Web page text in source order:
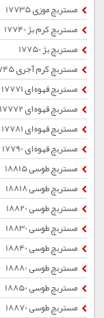
مستربچ موزی 17735
مستربچ کرم بژ 17740
مستربچ بژ 17750
مستربچ کرم آجری 17745
مستربچ قهوه ای 17771
مستربچ قهوه ای 17772
مستربچ قهوه ای 17781
مستربچ قهوه ای 17790
مستربچ طوسی 18815
مستربچ طوسی 18818
مستربچ طوسی 18820
مستربچ طوسی 18830
مستربچ طوسی 18840
مستربچ طوسی 18880
مستربچ طوسی 18850
مستربچ طوسی 18870